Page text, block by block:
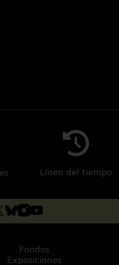
Línea del tiempo
Fondos
Exposiciones